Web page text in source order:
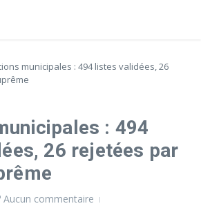
municipales : 494 listes validées, 26
: 494
26 rejetées par
Aucun commentaire